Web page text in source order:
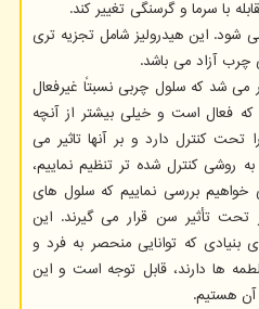
با سرما و گرسنگی تغییر کند.
می شود. این هیدرولیز شامل تجزیه تری
چرب آزاد می باشد.
شد که سلول چربی نسبتاً غیرفعال
که فعال است و خیلی بیشتر از آنچه
کنترل دارد و بر آنها تاثیر می
روشی کنترل شده تر تنظیم نماییم،
خواهیم بررسی نماییم که سلول های
تأثیر سن قرار می گیرند. این
که توانایی منحصر به فرد و
ها دارند، قابل توجه است و این
هستیم.